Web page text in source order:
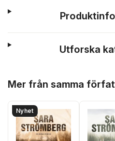
Utforska
Mer från samma
Nyhet